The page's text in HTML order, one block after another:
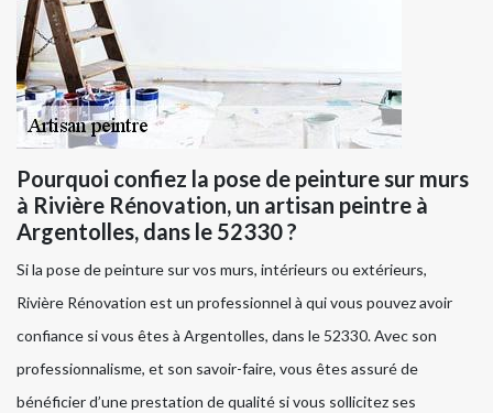
Pourquoi confiez la pose de peinture sur murs
à Rivière Rénovation, un artisan peintre à
Argentolles, dans le 52330 ?
Si la pose de peinture sur vos murs, intérieurs ou extérieurs,
Rivière Rénovation est un professionnel à qui vous pouvez avoir
confiance si vous êtes à Argentolles, dans le 52330. Avec son
professionnalisme, et son savoir-faire, vous êtes assuré de
bénéficier d’une prestation de qualité si vous sollicitez ses